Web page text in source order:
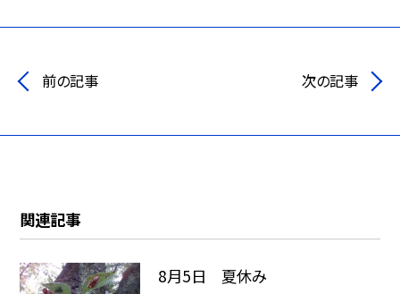
前の記事 次の記事
関連記事
8月5日 夏休み